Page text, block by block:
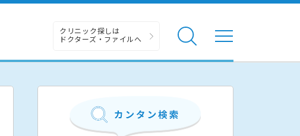
クリニック探しは
ドクターズ・ファイルへ